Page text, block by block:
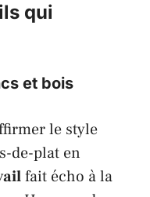
qui
et bois
le style
de-plat en
fait écho à la